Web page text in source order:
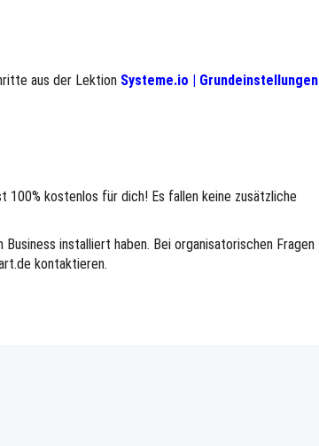
aus der Lektion Systeme.io | Grundeinstellungen
100% kostenlos für dich! Es fallen keine zusätzliche
installiert haben. Bei organisatorischen Fragen
kontaktieren.